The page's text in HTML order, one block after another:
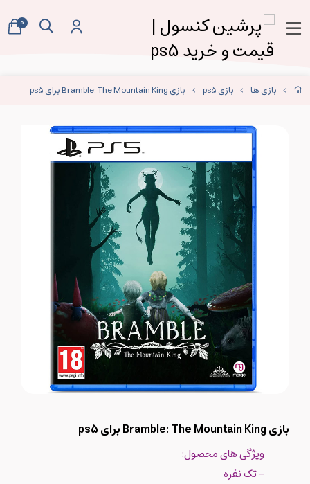
بازی ها بازی ps5 بازی Bramble: The Mountain King برای ps5
بازی Bramble: The Mountain King برای ps5
ویژگی های محصول:
- تک نفره
0